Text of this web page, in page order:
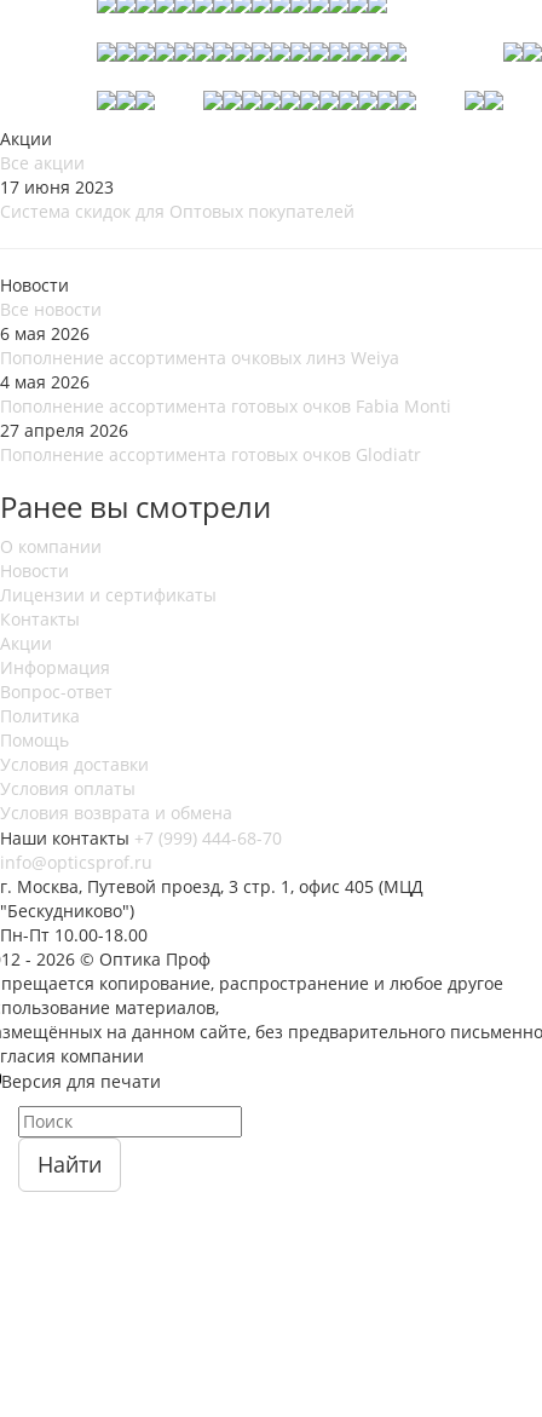
Акции
Все акции
17 июня 2023
Система скидок для Оптовых покупателей
Новости
Все новости
6 мая 2026
Пополнение ассортимента очковых линз Weiya
4 мая 2026
Пополнение ассортимента готовых очков Fabia Monti
27 апреля 2026
Пополнение ассортимента готовых очков Glodiatr
Ранее вы смотрели
О компании
Новости
Лицензии и сертификаты
Контакты
Акции
Информация
Вопрос-ответ
Политика
Помощь
Условия доставки
Условия оплаты
Условия возврата и обмена
Наши контакты +7 (999) 444-68-70
info@opticsprof.ru
г. Москва, Путевой проезд, 3 стр. 1, офис 405 (МЦД
"Бескудниково")
Пн-Пт 10.00-18.00
- 2026 © Оптика Проф
копирование, распространение и любое другое
материалов,
на данном сайте, без предварительного
компании
Версия для печати
Найти